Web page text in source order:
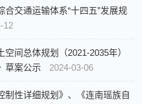
交通运输体系“十四五”发展规
12
空间总体规划（2021-2035年）
草案公示
2024-03-06
制性详细规划》、《连南瑶族自